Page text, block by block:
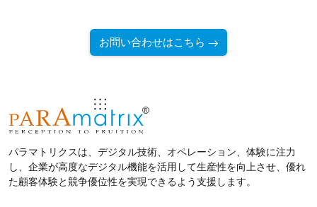
お問い合わせはこちら
パラマトリクスは、デジタル技術、オペレーション、体験に注力
し、企業が高度なデジタル機能を活用して生産性を向上させ、優れ
た顧客体験と競争優位性を実現できるよう支援します。